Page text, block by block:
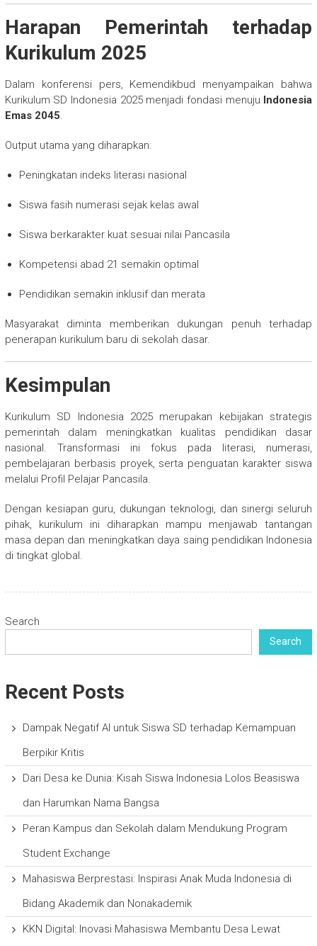
Harapan Pemerintah terhadap
Kurikulum 2025
Dalam konferensi pers, Kemendikbud menyampaikan bahwa
Kurikulum SD Indonesia 2025 menjadi fondasi menuju Indonesia
Emas 2045.
Output utama yang diharapkan:
Peningkatan indeks literasi nasional
Siswa fasih numerasi sejak kelas awal
Siswa berkarakter kuat sesuai nilai Pancasila
Kompetensi abad 21 semakin optimal
Pendidikan semakin inklusif dan merata
Masyarakat diminta memberikan dukungan penuh terhadap
penerapan kurikulum baru di sekolah dasar.
Kesimpulan
Kurikulum SD Indonesia 2025 merupakan kebijakan strategis
pemerintah dalam meningkatkan kualitas pendidikan dasar
nasional. Transformasi ini fokus pada literasi, numerasi,
pembelajaran berbasis proyek, serta penguatan karakter siswa
melalui Profil Pelajar Pancasila.
Dengan kesiapan guru, dukungan teknologi, dan sinergi seluruh
pihak, kurikulum ini diharapkan mampu menjawab tantangan
masa depan dan meningkatkan daya saing pendidikan Indonesia
di tingkat global.
Search
Search
Recent Posts
Dampak Negatif AI untuk Siswa SD terhadap Kemampuan
Berpikir Kritis
Dari Desa ke Dunia: Kisah Siswa Indonesia Lolos Beasiswa
dan Harumkan Nama Bangsa
Peran Kampus dan Sekolah dalam Mendukung Program
Student Exchange
Mahasiswa Berprestasi: Inspirasi Anak Muda Indonesia di
Bidang Akademik dan Nonakademik
KKN Digital: Inovasi Mahasiswa Membantu Desa Lewat